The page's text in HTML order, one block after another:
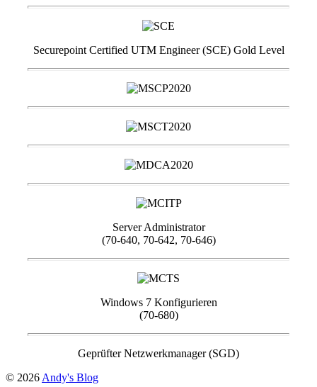
Securepoint Certified UTM Engineer (SCE) Gold Level
Server Administrator
(70-640, 70-642, 70-646)
Windows 7 Konfigurieren
(70-680)
Geprüfter Netzwerkmanager (SGD)
© 2026 Andy's Blog